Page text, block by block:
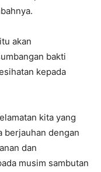
akan
bakti
kepada
kita yang
berjauhan dengan
dan
musim sambutan